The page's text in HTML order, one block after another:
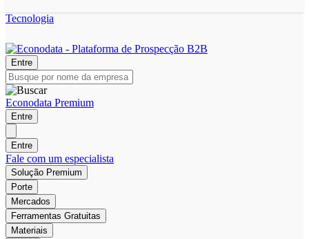
Tecnologia
Entre
Econodata Premium
Entre
Entre
Fale com um especialista
Solução Premium
Porte
Mercados
Ferramentas Gratuitas
Materiais